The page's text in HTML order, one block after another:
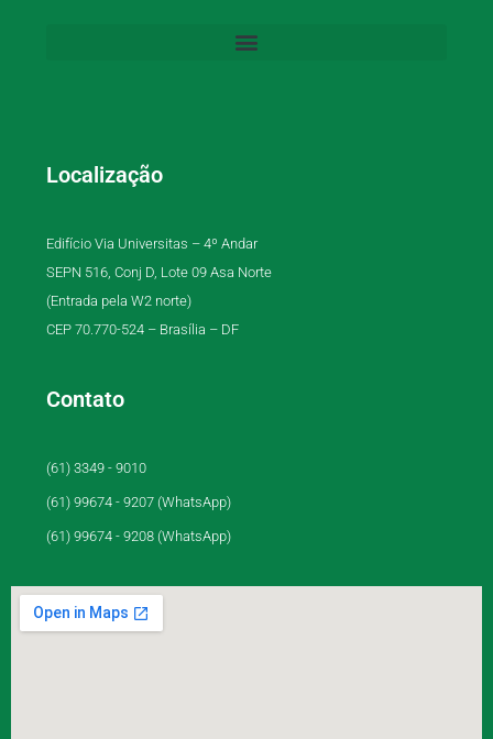
Localização
Edifício Via Universitas – 4º Andar
SEPN 516, Conj D, Lote 09 Asa Norte
(Entrada pela W2 norte)
CEP 70.770-524 – Brasília – DF
Contato
(61) 3349 - 9010
(61) 99674 - 9207 (WhatsApp)
(61) 99674 - 9208 (WhatsApp)